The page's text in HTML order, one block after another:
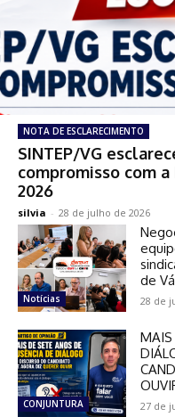
NOTA DE ESCLARECIMENTO
SINTEP/VG
compromisso com
2026
silvia - 28 de julho de 2026
Notícias
de
28 de
CONJUNTURA
MAIS
27 de